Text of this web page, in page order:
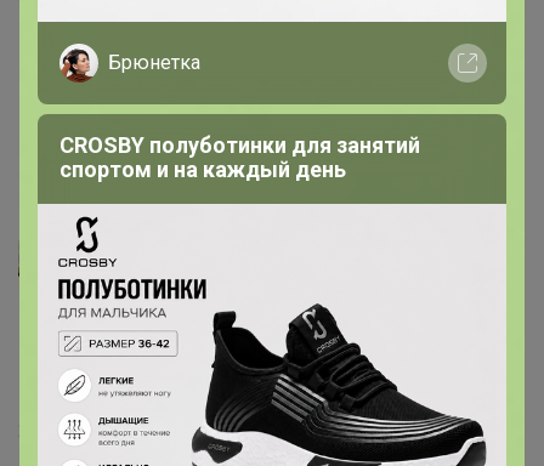
14 февраля, 2024 16:39
Леныра
26 января, 2024 13:38
Брюнетка
CROSBY полуботинки для занятий
спортом и на каждый день